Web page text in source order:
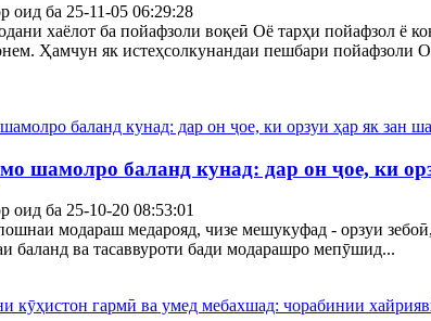
оид ба 25-11-05 06:29:28
хаёлот ба пойафзоли воқеӣ Оё тарҳи пойафзол ё
Ҳамчун як истеҳсолкунандаи пешбари пойафзоли
шамолро баланд кунад: дар он ҷое, ки
оид ба 25-10-20 08:53:01
модараш медарояд, чизе мешукуфад - орзуи
баланд ва тасаввуроти бади модарашро мепӯшид...